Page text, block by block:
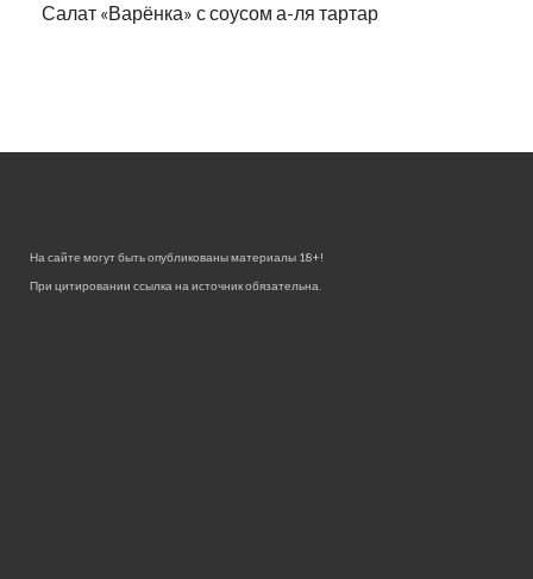
Салат «Варёнка» с соусом а-ля тартар
На сайте могут быть опубликованы материалы 18+!
При цитировании ссылка на источник обязательна.